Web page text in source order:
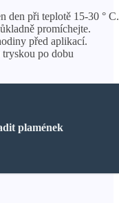
den při teplotě 15-30 ° C.
promíchejte.
před aplikací.
po dobu
plamének